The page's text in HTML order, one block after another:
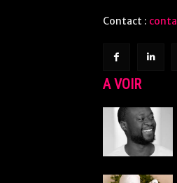
Contact :
A VOIR